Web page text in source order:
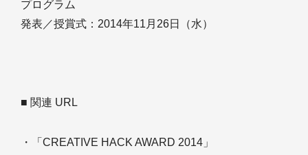
プログラム
発表／授賞式：2014年11月26日（水）
■ 関連 URL
・「CREATIVE HACK AWARD 2014」